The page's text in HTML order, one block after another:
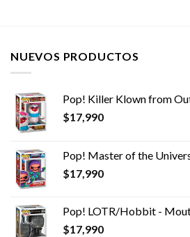
NUEVOS PRODUCTOS
Pop! Killer Klown from
$17,990
Pop! Master of the
$17,990
Pop! LOTR/Hobbit -
$17,990